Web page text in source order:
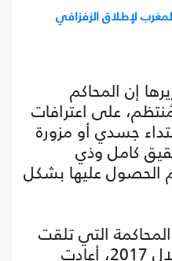
لإطلاق الزفزافي
إن المحاكم
على اعترافات
جسدي أو مزورة
كامل وذي
الحصول عليها بشكل
التي تلقت
أكبر قدر من الاهتمام خلال 2017، أعادت